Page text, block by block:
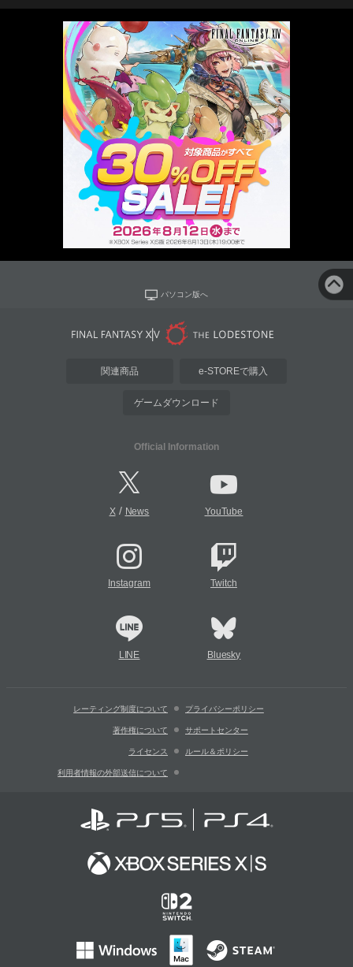
パソコン版へ
関連商品 e-STOREで購入
ゲームダウンロード
Official Information
X/ News YouTube
Instagram Twitch
LINE Bluesky
レーティング制度について プライバシーポリシー
著作権について サポートセンター
ライセンス ルール＆ポリシー
利用者情報の外部送信について